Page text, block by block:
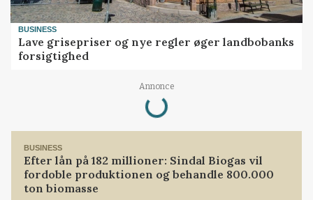
BUSINESS
Lave grisepriser og nye regler øger landbobanks
forsigtighed
Annonce
Loading...
BUSINESS
Efter lån på 182 millioner: Sindal Biogas vil
fordoble produktionen og behandle 800.000
ton biomasse